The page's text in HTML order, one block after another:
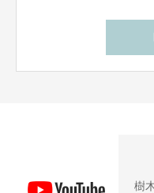
樹